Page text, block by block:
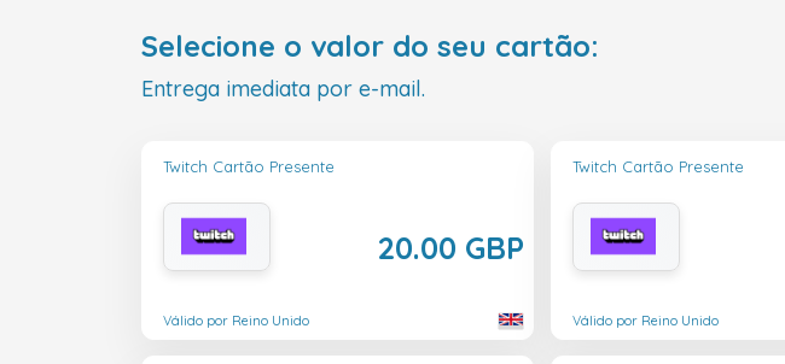
Selecione o valor do seu cartão:
Entrega imediata por e-mail.
Twitch Cartão Presente
20.00 GBP
Válido por Reino Unido
Twitch Cartão Presente
Válido por Reino Unido